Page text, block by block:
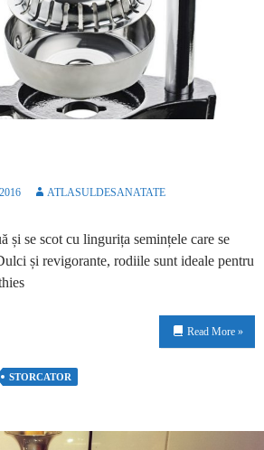
ATLASULDESANATATE
și se scot cu lingurița semințele care se
și revigorante, rodiile sunt ideale pentru
Read More »
STORCATOR